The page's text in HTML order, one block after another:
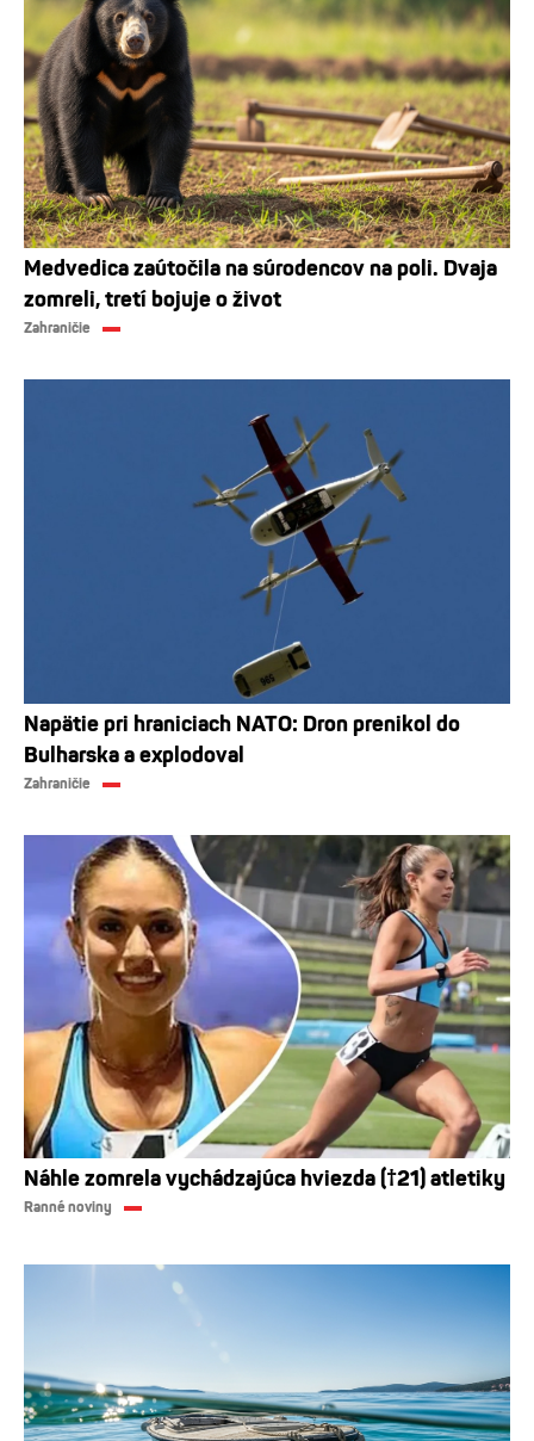
Medvedica zaútočila na súrodencov na poli. Dvaja
zomreli, tretí bojuje o život
Zahraničie
Napätie pri hraniciach NATO: Dron prenikol do
Bulharska a explodoval
Zahraničie
Náhle zomrela vychádzajúca hviezda (†21) atletiky
Ranné noviny